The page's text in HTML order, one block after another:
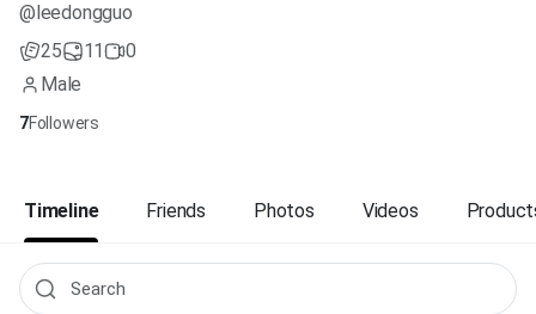
@leedongguo
25
11
0
Male
7Followers
Timeline Friends Photos Videos